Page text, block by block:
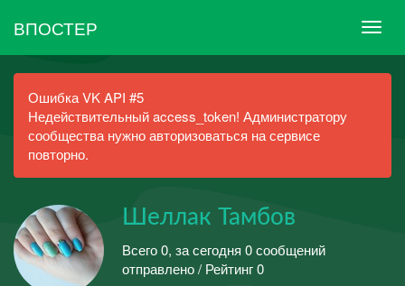
ВПОСТЕР
Ошибка VK API #5
Недействительный access_token! Администратору
сообщества нужно авторизоваться на сервисе
повторно.
Шеллак Тамбов
Всего 0, за сегодня 0 сообщений
отправлено / Рейтинг 0